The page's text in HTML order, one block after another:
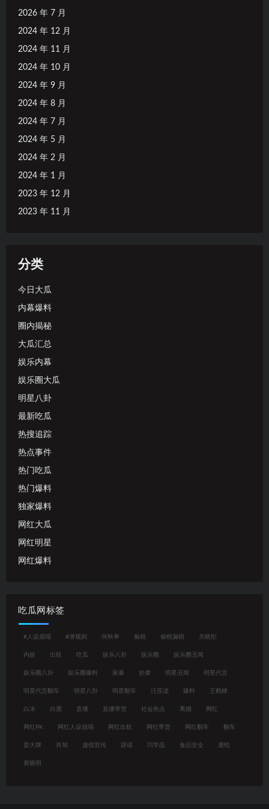
2026 年 7 月
2024 年 12 月
2024 年 11 月
2024 年 10 月
2024 年 9 月
2024 年 8 月
2024 年 7 月
2024 年 5 月
2024 年 2 月
2024 年 1 月
2023 年 12 月
2023 年 11 月
分类
今日大瓜
内幕爆料
圈内揭秘
大瓜汇总
娱乐内幕
娱乐圈大瓜
明星八卦
最新吃瓜
热搜追踪
热点事件
热门吃瓜
热门爆料
独家爆料
网红大瓜
网红明星
网红爆料
吃瓜网标签
#人设崩塌 #潜规则 何秋亊 偷税 偷税漏税 关晓彤
内娱 出轨 吃瓜 娱乐八卦 娱乐圈 娱乐圈丑闻
娱乐圈八卦 娱乐圈爆料 家暴 抄袭 明星丑闻 明星代言
明星代言翻车 明星八卦 明星翻车 汪苏泷 爆料 王鹤棣
白冰 白鹿 直播 直播带货 社会热点 离婚 网红
网红PK 网红人设崩塌 网红出轨 网红带货 网红翻车 翻车
耍大牌 肖旭 虚假宣传 辟谣 闫学晶 食品安全 鹿晗
黄晓明